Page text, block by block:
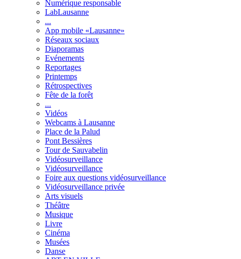
Numérique responsable
LabLausanne
...
App mobile «Lausanne»
Réseaux sociaux
Diaporamas
Evénements
Reportages
Printemps
Rétrospectives
Fête de la forêt
...
Vidéos
Webcams à Lausanne
Place de la Palud
Pont Bessières
Tour de Sauvabelin
Vidéosurveillance
Vidéosurveillance
Foire aux questions vidéosurveillance
Vidéosurveillance privée
Arts visuels
Théâtre
Musique
Livre
Cinéma
Musées
Danse